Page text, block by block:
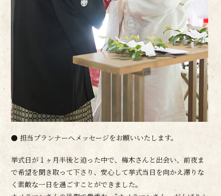
● 担当プランナーへメッセージをお願いいたします。
挙式日が１ヶ月半後と迫った中で、梅木さんと出会い、前夜ま
で希望を聞き取って下さり、安心して挙式当日を向かえ滞りな
く素敵な一日を過ごすことができました。